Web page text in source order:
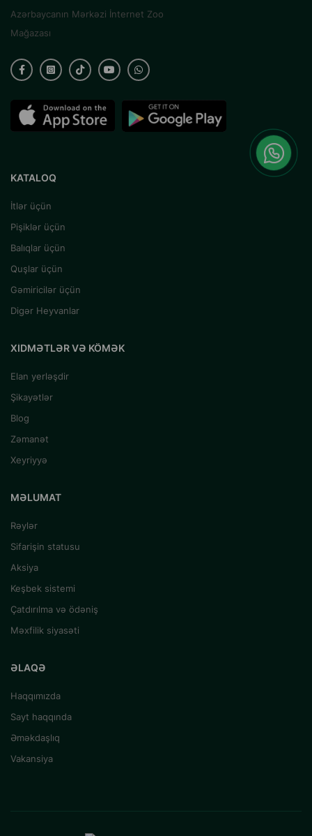
Azərbaycanın Mərkəzi İnternet Zoo
Mağazası
KATALOQ
İtlər üçün
Pişiklər üçün
Balıqlar üçün
Quşlar üçün
Gəmiricilər üçün
Digər Heyvanlar
XIDMƏTLƏR VƏ KÖMƏK
Elan yerləşdir
Şikayətlər
Blog
Zəmanət
Xeyriyyə
MƏLUMAT
Rəylər
Sifarişin statusu
Aksiya
Keşbek sistemi
Çatdırılma və ödəniş
Məxfilik siyasəti
ƏLAQƏ
Haqqımızda
Sayt haqqında
Əməkdaşlıq
Vakansiya